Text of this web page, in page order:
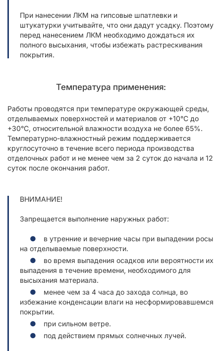
При нанесении ЛКМ на гипсовые шпатлевки и
штукатурки учитывайте, что они дадут усадку. Поэтому
перед нанесением ЛКМ необходимо дождаться их
полного высыхания, чтобы избежать растрескивания
покрытия.
Температура применения:
Работы проводятся при температуре окружающей среды,
отделываемых поверхностей и материалов от +10°С до
+30°С, относительной влажности воздуха не более 65%.
Температурно-влажностный режим поддерживается
круглосуточно в течение всего периода производства
отделочных работ и не менее чем за 2 суток до начала и 12
суток после окончания работ.
ВНИМАНИЕ!
Запрещается выполнение наружных работ:
в утренние и вечерние часы при выпадении росы
на отделываемые поверхности.
во время выпадения осадков или вероятности их
выпадения в течение времени, необходимого для
высыхания материала.
менее чем за 4 часа до захода солнца, во
избежание конденсации влаги на несформировавшемся
покрытии.
при сильном ветре.
под действием прямых солнечных лучей.